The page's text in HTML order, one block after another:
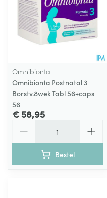
Omnibionta
Omnibionta Postnatal 3
Borstv.8wek Tabl 56+caps
56
€ 58,95
Bestel